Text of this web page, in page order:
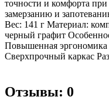
точности и комфорта при
замерзанию и
Вес: 141 г Материал:
черный графит
Повышенная эргономика
Сверхпрочный каркас
Отзывы: 0